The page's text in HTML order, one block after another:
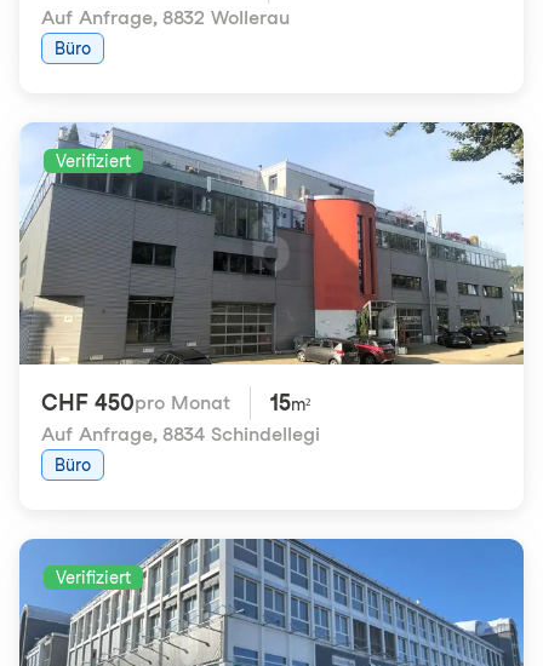
Auf Anfrage, 8832 Wollerau
Büro
Verifiziert
CHF 450pro Monat 15m²
Auf Anfrage, 8834 Schindellegi
Büro
Verifiziert